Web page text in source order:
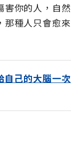
害你的人，自然
那種人只會愈來
自己的大腦一次